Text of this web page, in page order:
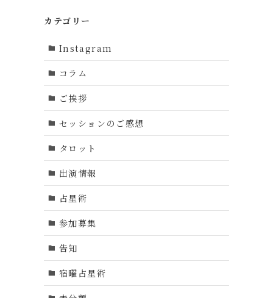
カテゴリー
Instagram
コラム
ご挨拶
セッションのご感想
タロット
出演情報
占星術
参加募集
告知
宿曜占星術